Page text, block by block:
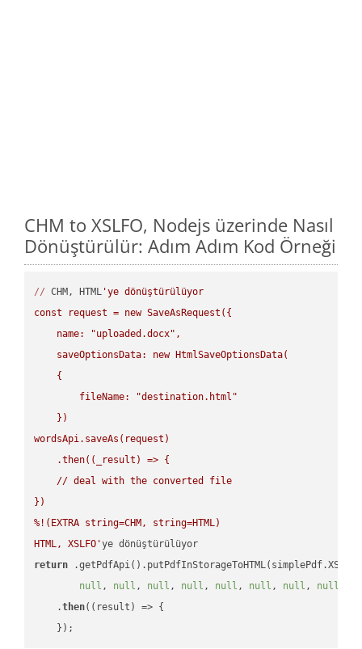
CHM to XSLFO, Nodejs üzerinde Nasıl
Dönüştürülür: Adım Adım Kod Örneği
// CHM, HTML 'ye dönüştürülüyor
const request = new SaveAsRequest({
    name: "uploaded.docx",
    saveOptionsData: new HtmlSaveOptionsData(
    {
        fileName: "destination.html"
    })
wordsApi.saveAs(request)
    .then((_result) => {
    // deal with the converted file
})
%!(EXTRA string=CHM, string=HTML)
HTML, XSLFO'
return
null , null , null , null , null , null , null , null
    .
then( (result) => {